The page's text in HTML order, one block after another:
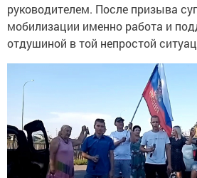
руководителем. После призыва
мобилизации именно работа и
отдушиной в той непростой